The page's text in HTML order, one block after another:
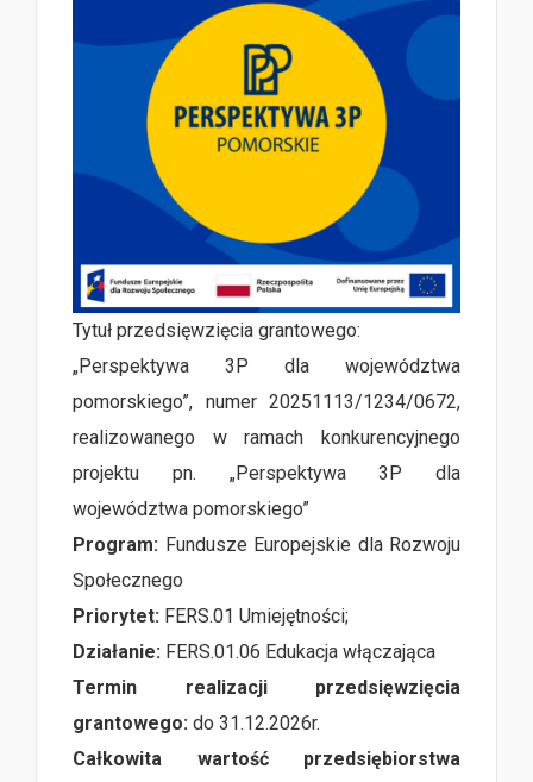
Tytuł przedsięwzięcia grantowego:
„Perspektywa 3P dla województwa
pomorskiego”, numer 20251113/1234/0672,
realizowanego w ramach konkurencyjnego
projektu pn. „Perspektywa 3P dla
województwa pomorskiego”
Program: Fundusze Europejskie dla Rozwoju
Społecznego
Priorytet: FERS.01 Umiejętności;
Działanie: FERS.01.06 Edukacja włączająca
Termin realizacji przedsięwzięcia
grantowego: do 31.12.2026r.
Całkowita wartość przedsiębiorstwa